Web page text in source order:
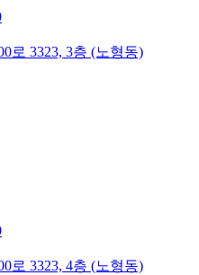
로 3323, 3층 (노형동)
로 3323, 4층 (노형동)